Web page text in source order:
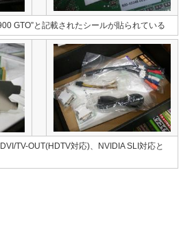
GTO”と記載されたシールが貼られている
TV-OUT(HDTV対応)、NVIDIA SLI対応と